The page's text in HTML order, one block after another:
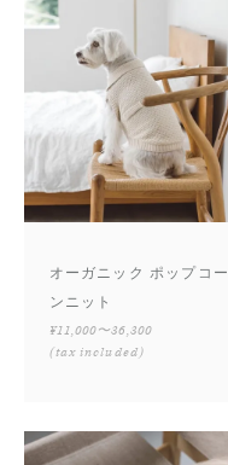
オーガニック ポップコー
ンニット
¥11,000〜36,300
(tax included)